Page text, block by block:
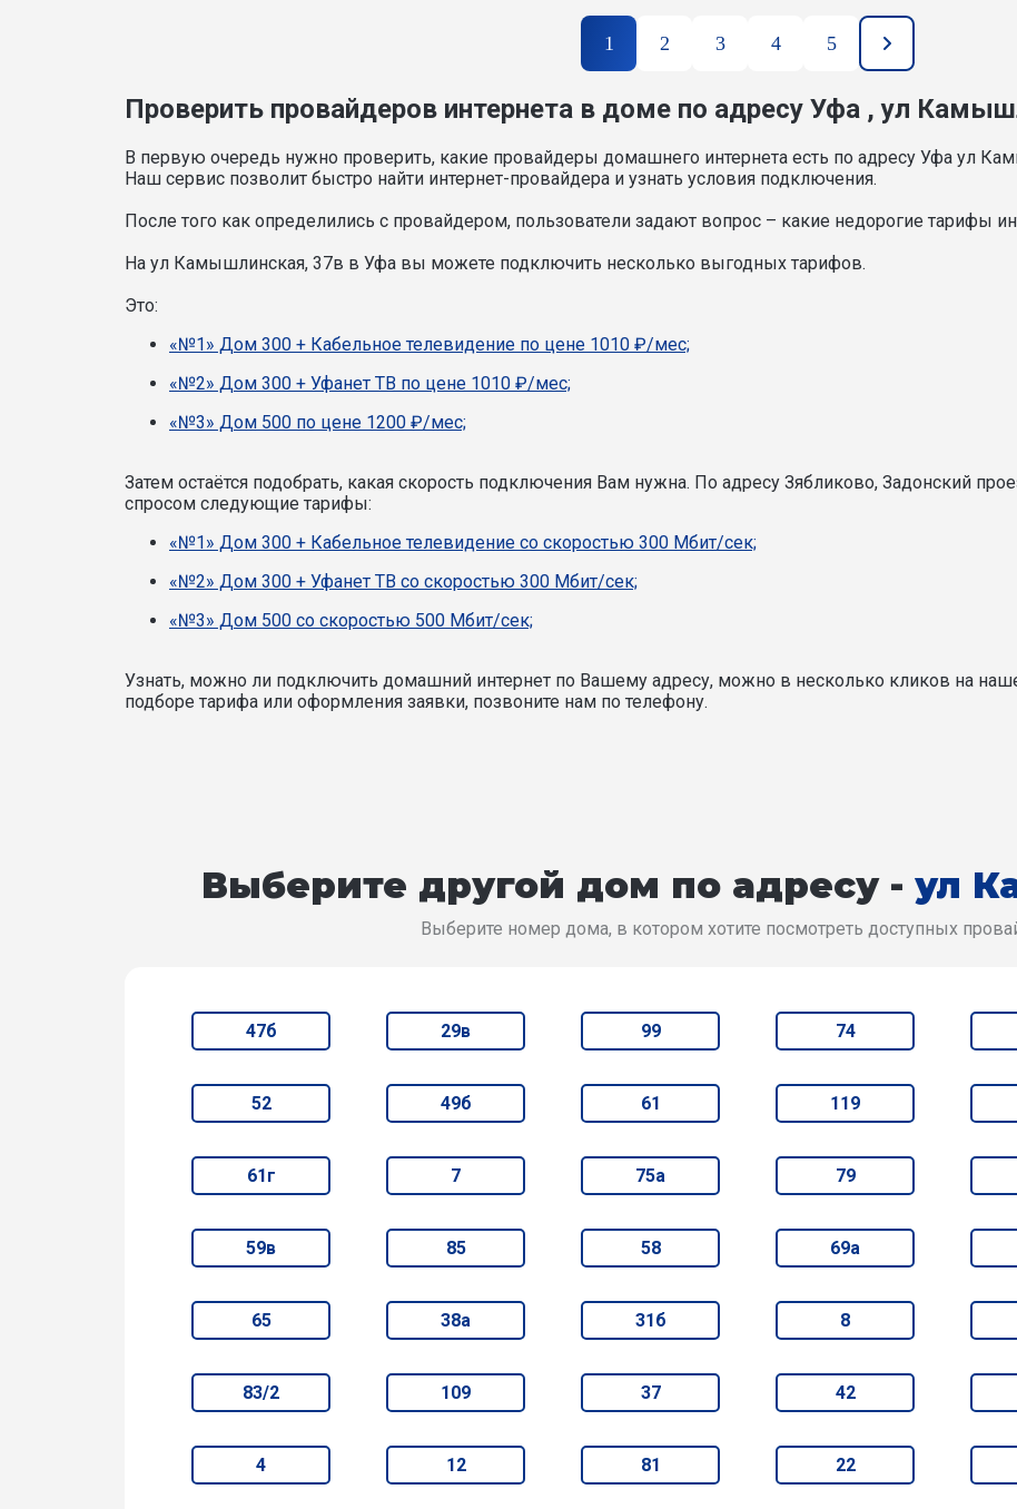
1 2 3 4 5
Проверить провайдеров интернета в доме по адресу Уфа , ул
В первую очередь нужно проверить, какие провайдеры домашнего интернета есть по адресу Уфа ул
Наш сервис позволит быстро найти интернет-провайдера и узнать условия подключения.
После того как определились с провайдером, пользователи задают вопрос – какие недорогие тарифы
На ул Камышлинская, 37в в Уфа вы можете подключить несколько выгодных тарифов.
Это:
«№1» Дом 300 + Кабельное телевидение по цене 1010 ₽/мес;
«№2» Дом 300 + Уфанет ТВ по цене 1010 ₽/мес;
«№3» Дом 500 по цене 1200 ₽/мес;
Затем остаётся подобрать, какая скорость подключения Вам нужна. По адресу Зябликово, Задонский
спросом следующие тарифы:
«№1» Дом 300 + Кабельное телевидение со скоростью 300 Мбит/сек;
«№2» Дом 300 + Уфанет ТВ со скоростью 300 Мбит/сек;
«№3» Дом 500 со скоростью 500 Мбит/сек;
Узнать, можно ли подключить домашний интернет по Вашему адресу, можно в несколько кликов на
подборе тарифа или оформления заявки, позвоните нам по телефону.
Выберите другой дом по адресу - ул
Выберите номер дома, в котором хотите посмотреть доступных
47б 29в 99 74
52 49б 61 119
61г 7 75а 79
59в 85 58 69а
65 38а 31б 8
83/2 109 37 42
4 12 81 22